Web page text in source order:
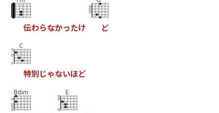
伝わらなかったけ ど
C
特別じゃないほど
Bdim E